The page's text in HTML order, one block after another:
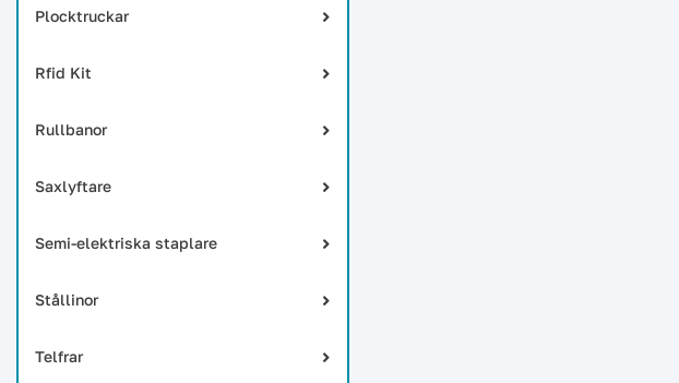
Plocktruckar
Rfid Kit
Rullbanor
Saxlyftare
Semi-elektriska staplare
Stållinor
Telfrar